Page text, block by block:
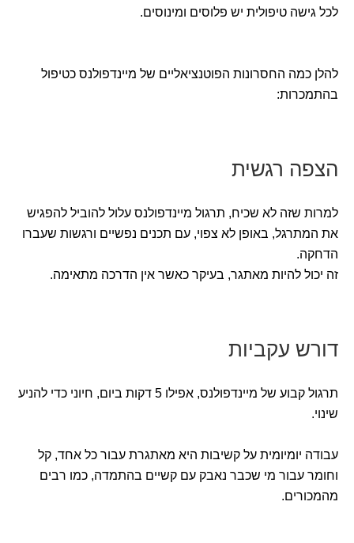
לכל גישה טיפולית יש פלוסים ומינוסים.
להלן כמה החסרונות הפוטנציאליים של מיינדפולנס כטיפול
בהתמכרות:
הצפה רגשית
למרות שזה לא שכיח, תרגול מיינדפולנס עלול להוביל להפגיש
את המתרגל, באופן לא צפוי, עם תכנים נפשיים ורגשות שעברו
הדחקה.
זה יכול להיות מאתגר, בעיקר כאשר אין הדרכה מתאימה.
דורש עקביות
תרגול קבוע של מיינדפולנס, אפילו 5 דקות ביום, חיוני כדי להניע
שינוי.
עבודה יומיומית על קשיבות היא מאתגרת עבור כל אחד, קל
וחומר עבור מי שכבר נאבק עם קשיים בהתמדה, כמו רבים
מהמכורים.